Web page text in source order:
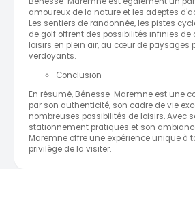
amoureux de la nature et les adeptes
Les sentiers de randonnée, les pistes
de golf offrent des possibilités infinies de
loisirs en plein air, au cœur de paysages
verdoyants.
Conclusion
En résumé, Bénesse-Maremne est une
par son authenticité, son cadre de vie
nombreuses possibilités de loisirs. Avec
stationnement pratiques et son
Maremne offre une expérience unique à
privilège de la visiter.